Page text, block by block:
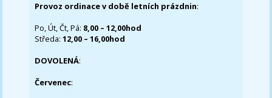
Provoz ordinace v době letních prázdnin:
Po, Út, Čt, Pá: 8,00 – 12,00hod
Středa:12,00 – 16,00hod
DOVOLENÁ:
Červenec: